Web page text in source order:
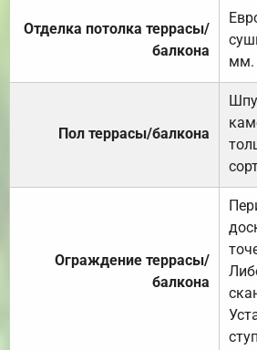
Отделка потолка террасы/
балкона
мм.
Пол террасы/балкона
Ограждение террасы/
балкона